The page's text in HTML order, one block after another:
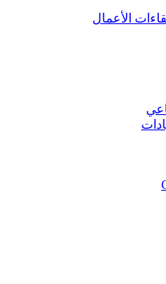
الأعمال